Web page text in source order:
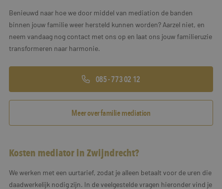
Benieuwd naar hoe we door middel van mediation de banden
binnen jouw familie weer hersteld kunnen worden? Aarzel niet, en
neem vandaag nog contact met ons op en laat ons jouw familieruzie
transformeren naar harmonie.
085 - 773 02 12
Meer over familie mediation
Kosten mediator in Zwijndrecht?
We werken met een uurtarief, zodat je alleen betaalt voor de uren die
daadwerkelijk nodig zijn. In de veelgestelde vragen hieronder vind je